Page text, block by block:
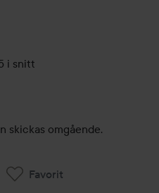
i snitt
skickas omgående.
Favorit